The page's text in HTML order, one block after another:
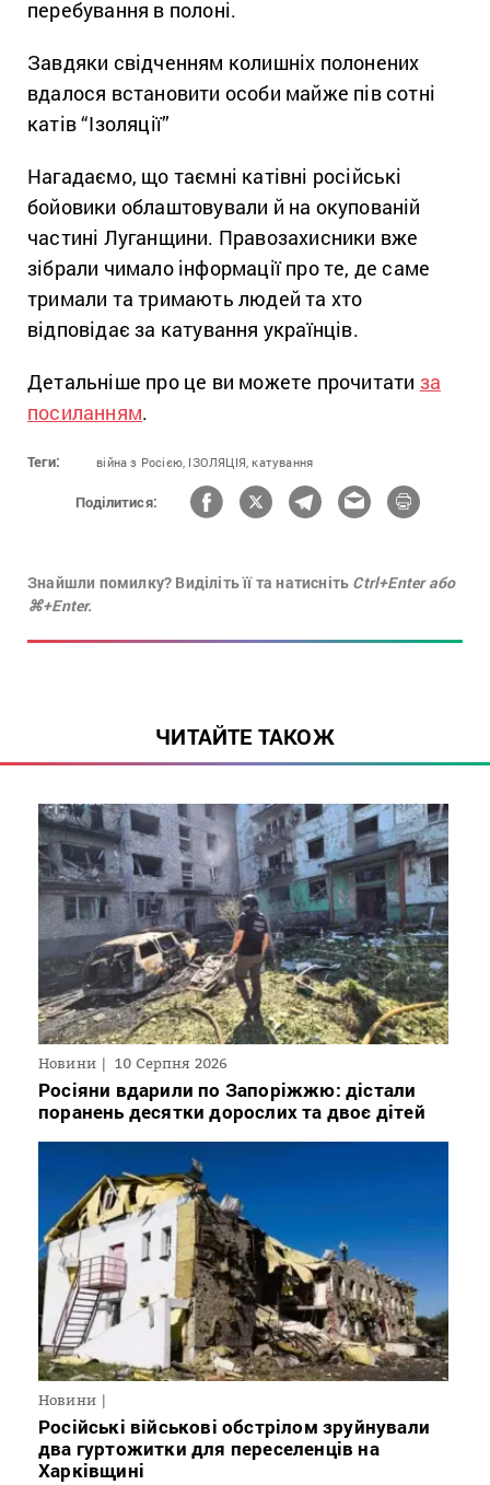
перебування в полоні.
Завдяки свідченням колишніх полонених
вдалося встановити особи майже пів сотні
катів “Ізоляції”
Нагадаємо, що таємні катівні російські
бойовики облаштовували й на окупованій
частині Луганщини. Правозахисники вже
зібрали чимало інформації про те, де саме
тримали та тримають людей та хто
відповідає за катування українців.
Детальніше про це ви можете прочитати за
посиланням.
Теги: війна з Росією, ІЗОЛЯЦІЯ, катування
Поділитися:
Знайшли помилку? Виділіть її та натисніть Ctrl+Enter або
⌘+Enter.
ЧИТАЙТЕ ТАКОЖ
Новини 10 Серпня 2026
Росіяни вдарили по Запоріжжю: дістали
поранень десятки дорослих та двоє дітей
Новини
Російські військові обстрілом зруйнували
два гуртожитки для переселенців на
Харківщині